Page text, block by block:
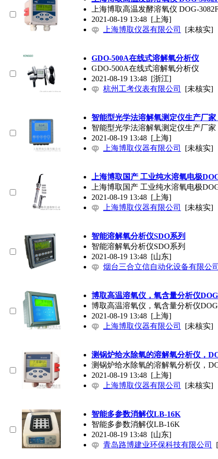
上海博取高温发酵溶氧仪 DOG-
2021-08-19 13:48 [上海]
上海博取仪器有限公司
[未核实]
GDO-500A在线式溶解氧分析仪
GDO-500A在线式溶解氧分析仪
2021-08-19 13:48 [浙江]
杭州工考仪表有限公司
[未核实]
智能型光学法溶解氧测定仪生产厂
智能型光学法溶解氧测定仪生产厂
2021-08-19 13:48 [上海]
上海博取仪器有限公司
[未核实]
上海博取国产 工业纯水溶氧电极
上海博取国产 工业纯水溶氧电极
2021-08-19 13:48 [上海]
上海博取仪器有限公司
[未核实]
智能溶解氧分析仪SDO系列
智能溶解氧分析仪SDO系列
2021-08-19 13:48 [山东]
烟台三合立信自动化设备有限公
博取高温溶氧仪，氧含量分析仪
博取高温溶氧仪，氧含量分析仪
2021-08-19 13:48 [上海]
上海博取仪器有限公司
[未核实]
测锅炉给水除氧的溶解氧分析仪，
测锅炉给水除氧的溶解氧分析仪，
2021-08-19 13:48 [上海]
上海博取仪器有限公司
[未核实]
智能多参数消解仪LB-16K
智能多参数消解仪LB-16K
2021-08-19 13:48 [山东]
青岛路博建业环保科技有限公司